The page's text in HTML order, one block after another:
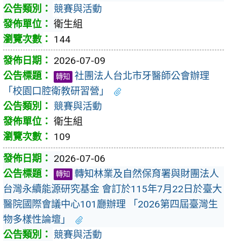
競賽與活動
衛生組
144
2026-07-09
轉知
社團法人台北市牙醫師公會辦理
「校園口腔衛教研習營」
競賽與活動
衛生組
109
2026-07-06
轉知
轉知林業及自然保育署與財團法人
台灣永續能源研究基金 會訂於115年7月22日於臺大
醫院國際會議中心101廳辦理 「2026第四屆臺灣生
物多樣性論壇」
競賽與活動